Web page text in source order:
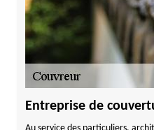
Entreprise de